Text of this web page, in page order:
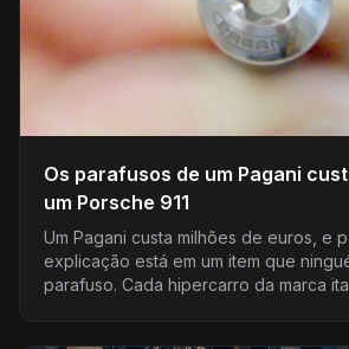
Os parafusos de um Pagani
um Porsche 911
Um Pagani custa milhões de euros, e
explicação está em um item que
parafuso. Cada hipercarro da marca